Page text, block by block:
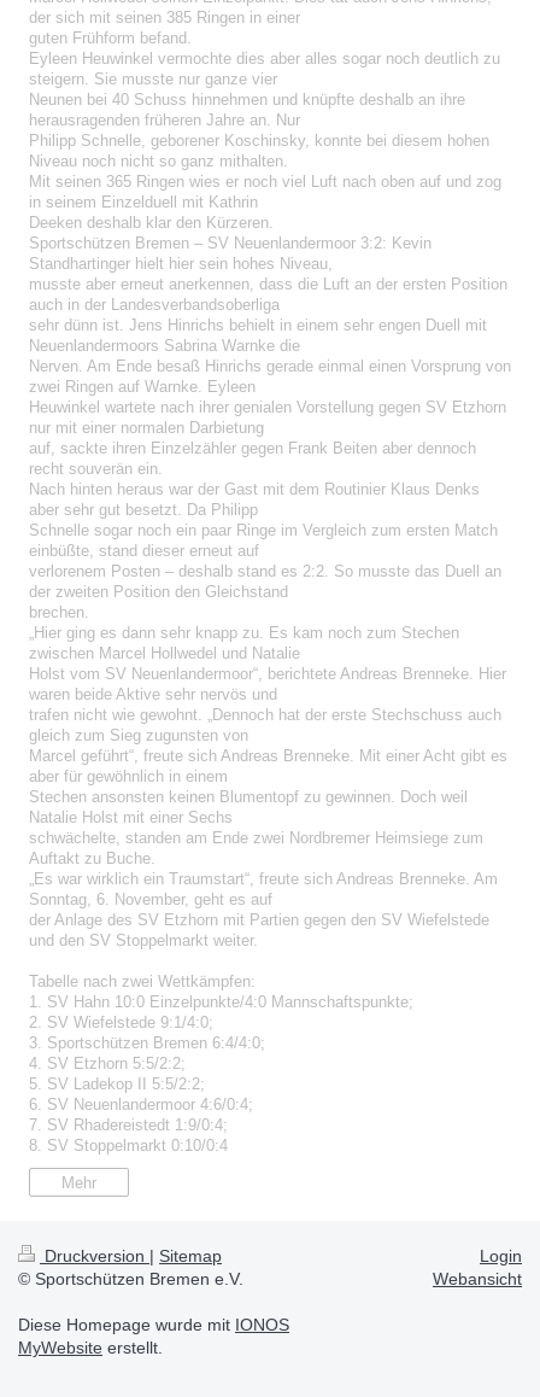
der sich mit seinen 385 Ringen in einer
guten Frühform befand.
Eyleen Heuwinkel vermochte dies aber alles sogar noch deutlich zu
steigern. Sie musste nur ganze vier
Neunen bei 40 Schuss hinnehmen und knüpfte deshalb an ihre
herausragenden früheren Jahre an. Nur
Philipp Schnelle, geborener Koschinsky, konnte bei diesem hohen
Niveau noch nicht so ganz mithalten.
Mit seinen 365 Ringen wies er noch viel Luft nach oben auf und zog
in seinem Einzelduell mit Kathrin
Deeken deshalb klar den Kürzeren.
Sportschützen Bremen – SV Neuenlandermoor 3:2: Kevin
Standhartinger hielt hier sein hohes Niveau,
musste aber erneut anerkennen, dass die Luft an der ersten Position
auch in der Landesverbandsoberliga
sehr dünn ist. Jens Hinrichs behielt in einem sehr engen Duell mit
Neuenlandermoors Sabrina Warnke die
Nerven. Am Ende besaß Hinrichs gerade einmal einen Vorsprung von
zwei Ringen auf Warnke. Eyleen
Heuwinkel wartete nach ihrer genialen Vorstellung gegen SV Etzhorn
nur mit einer normalen Darbietung
auf, sackte ihren Einzelzähler gegen Frank Beiten aber dennoch
recht souverän ein.
Nach hinten heraus war der Gast mit dem Routinier Klaus Denks
aber sehr gut besetzt. Da Philipp
Schnelle sogar noch ein paar Ringe im Vergleich zum ersten Match
einbüßte, stand dieser erneut auf
verlorenem Posten – deshalb stand es 2:2. So musste das Duell an
der zweiten Position den Gleichstand
brechen.
„Hier ging es dann sehr knapp zu. Es kam noch zum Stechen
zwischen Marcel Hollwedel und Natalie
Holst vom SV Neuenlandermoor“, berichtete Andreas Brenneke. Hier
waren beide Aktive sehr nervös und
trafen nicht wie gewohnt. „Dennoch hat der erste Stechschuss auch
gleich zum Sieg zugunsten von
Marcel geführt“, freute sich Andreas Brenneke. Mit einer Acht gibt es
aber für gewöhnlich in einem
Stechen ansonsten keinen Blumentopf zu gewinnen. Doch weil
Natalie Holst mit einer Sechs
schwächelte, standen am Ende zwei Nordbremer Heimsiege zum
Auftakt zu Buche.
„Es war wirklich ein Traumstart“, freute sich Andreas Brenneke. Am
Sonntag, 6. November, geht es auf
der Anlage des SV Etzhorn mit Partien gegen den SV Wiefelstede
und den SV Stoppelmarkt weiter.
Tabelle nach zwei Wettkämpfen:
1. SV Hahn 10:0 Einzelpunkte/4:0 Mannschaftspunkte;
2. SV Wiefelstede 9:1/4:0;
3. Sportschützen Bremen 6:4/4:0;
4. SV Etzhorn 5:5/2:2;
5. SV Ladekop II 5:5/2:2;
6. SV Neuenlandermoor 4:6/0:4;
7. SV Rhadereistedt 1:9/0:4;
8. SV Stoppelmarkt 0:10/0:4
Mehr
Druckversion | Sitemap
© Sportschützen Bremen e.V.
Diese Homepage wurde mit IONOS
MyWebsite erstellt.
Login
Webansicht